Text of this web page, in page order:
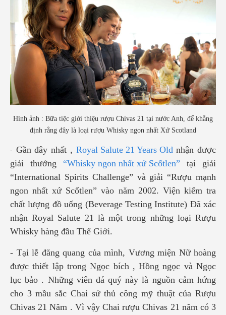
Hình ảnh : Bữa tiệc giới thiệu rượu Chivas 21 tại nước Anh, để khẳng
định rằng đây là loại rượu Whisky ngon nhất Xứ Scotland
- Gần đây nhất , Royal Salute 21 Years Oldnhận được
giải thưởng “Whisky ngon nhất xứ Scốtlen” tại giải
“International Spirits Challenge” và giải “Rượu mạnh
ngon nhất xứ Scốtlen” vào năm 2002. Viện kiểm tra
chất lượng đồ uống (Beverage Testing Institute) Đã xác
nhận Royal Salute 21 là một trong những loại Rượu
Whisky hàng đầu Thế Giới.
- Tại lễ đăng quang của mình, Vương miện Nữ hoàng
được thiết lập trong Ngọc bích , Hồng ngọc và Ngọc
lục bảo . Những viên đá quý này là nguồn cảm hứng
cho 3 mầu sắc Chai sứ thủ công mỹ thuật của Rượu
Chivas 21 Năm . Vì vậy Chai rượu Chivas 21 năm có 3